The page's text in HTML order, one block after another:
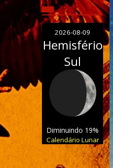
2026-08-09
Hemisfério
Sul
Diminuindo 19%
Calendário Lunar